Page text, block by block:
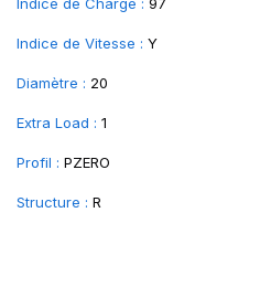
Indice de Vitesse : Y
Diamètre : 20
Extra Load : 1
Profil : PZERO
Structure : R